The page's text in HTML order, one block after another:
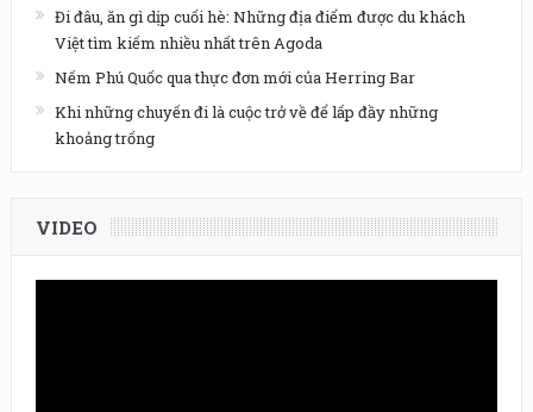
Đi đâu, ăn gì dịp cuối hè: Những địa điểm được du khách
Việt tìm kiếm nhiều nhất trên Agoda
Nếm Phú Quốc qua thực đơn mới của Herring Bar
Khi những chuyến đi là cuộc trở về để lấp đầy những
khoảng trống
VIDEO